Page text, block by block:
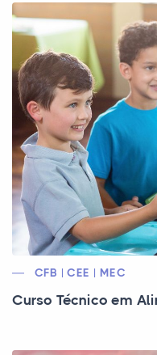
CFB | CEE | MEC
Curso Técnico em